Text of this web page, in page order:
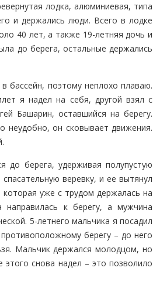
лодка, алюминиевая, типа
и держались люди. Всего в лодке
40 лет, а также 19-летняя дочь и
до берега, остальные держались
бассейн, поэтому неплохо плаваю.
я надел на себя, другой взял с
Башарин, оставшийся на берегу.
неудобно, он сковывает движения.
до берега, удерживая полупустую
веревку, и ее вытянул
уже с трудом держалась на
к берегу, а мужчина
5-летнего мальчика я посадил
берегу – до него
Мальчик держался молодцом, но
снова надел – это позволило